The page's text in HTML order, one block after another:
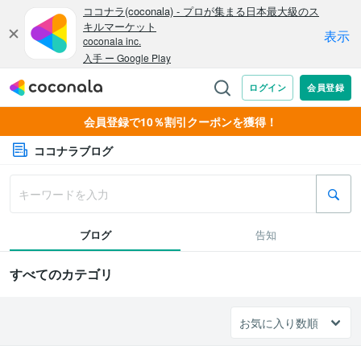
会員登録で10％割引クーポンを獲得！
ココナラブログ
ブログ 告知
すべてのカテゴリ